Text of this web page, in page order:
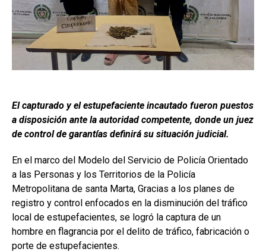
El capturado y el estupefaciente incautado fueron puestos
a disposición ante la autoridad competente, donde un juez
de control de garantías definirá su situación judicial.
En el marco del Modelo del Servicio de Policía Orientado
a las Personas y los Territorios de la Policía
Metropolitana de santa Marta, Gracias a los planes de
registro y control enfocados en la disminución del tráfico
local de estupefacientes, se logró la captura de un
hombre en flagrancia por el delito de tráfico, fabricación o
porte de estupefacientes.